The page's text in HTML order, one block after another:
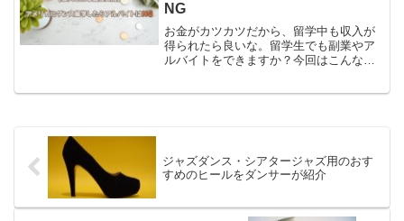
NG
お金がカツカツだから、留学中も収入が
得られたら良いな。留学生でも副業やア
ルバイトをできますか？今回はこんな疑
ジャズダンス・シアタージャズ用のおす
すめのヒールをダンサーが紹介